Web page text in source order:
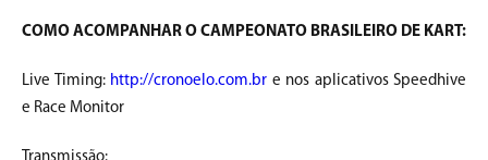
COMO ACOMPANHAR O CAMPEONATO BRASILEIRO DE KART:
Live Timing: http://cronoelo.com.br e nos aplicativos Speedhive
e Race Monitor